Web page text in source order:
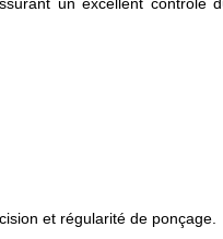
et régularité de ponçage.